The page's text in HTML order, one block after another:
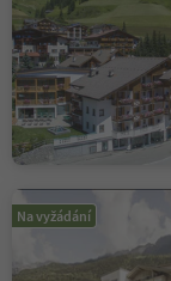
Na vyžádání